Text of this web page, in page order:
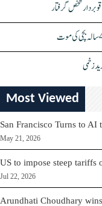
بردار شخص گرفتار
زخمی
Most Viewed
San Francisco Turns to AI
May 21, 2026
US to impose steep tariffs
Jul 22, 2026
Arundhati Choudhary